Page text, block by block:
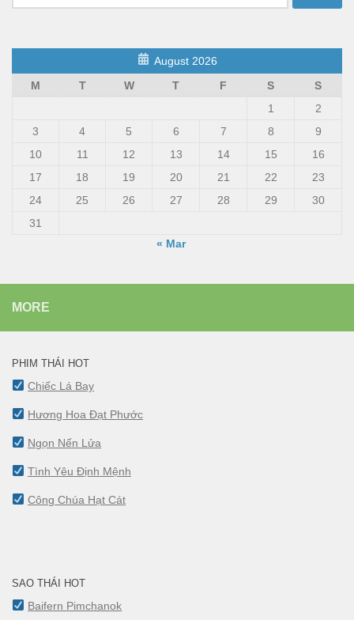
August 2026
M
T W T F S
S
1
2
3
4 5 6 7 8
9
10
11 12 13 14 15
16
17
18 19 20 21 22
23
24
25 26 27 28 29
30
31
« Mar
MORE
PHIM THÁI HOT
Chiếc Lá Bay
Hương Hoa Đạt Phước
Ngọn Nến Lửa
Tình Yêu Định Mệnh
Công Chúa Hạt Cát
SAO THÁI HOT
Baifern Pimchanok